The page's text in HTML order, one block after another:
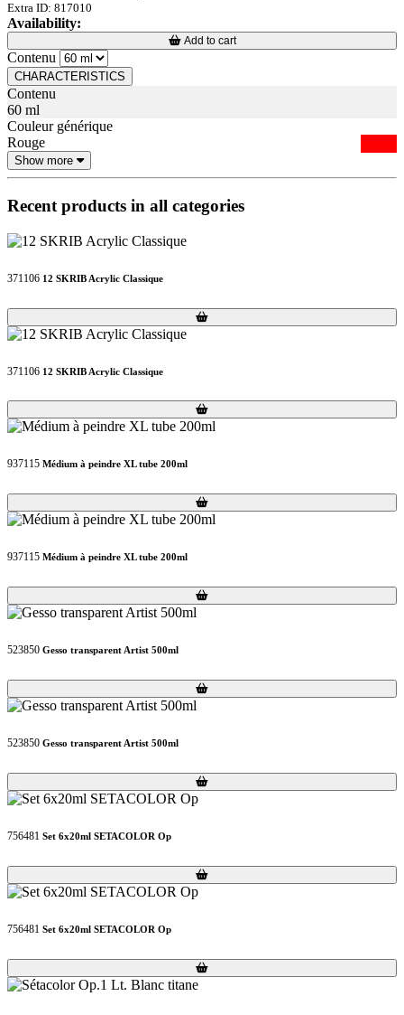
Extra ID: 817010
Availability:
Loading...
Loading... Add to cart
Contenu
CHARACTERISTICS
Contenu
60 ml
Couleur générique
Rouge
Show more
Recent products in all categories
371106 12 SKRIB Acrylic Classique
Loading...
Loading...
371106 12 SKRIB Acrylic Classique
Loading...
Loading...
937115 Médium à peindre XL tube 200ml
Loading...
Loading...
937115 Médium à peindre XL tube 200ml
Loading...
Loading...
523850 Gesso transparent Artist 500ml
Loading...
Loading...
523850 Gesso transparent Artist 500ml
Loading...
Loading...
756481 Set 6x20ml SETACOLOR Op
Loading...
Loading...
756481 Set 6x20ml SETACOLOR Op
Loading...
Loading...